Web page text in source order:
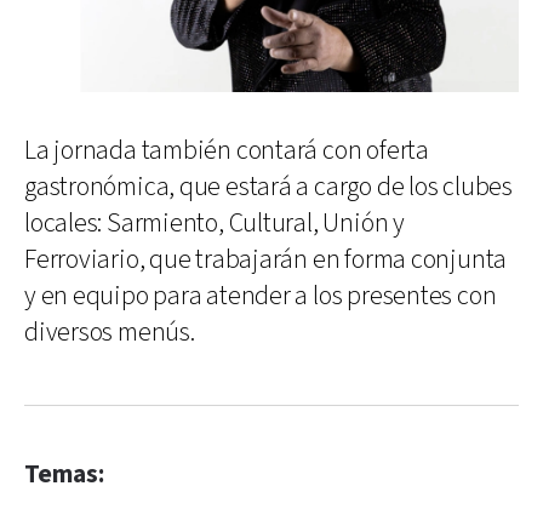
La jornada también contará con oferta
gastronómica, que estará a cargo de los clubes
locales: Sarmiento, Cultural, Unión y
Ferroviario, que trabajarán en forma conjunta
y en equipo para atender a los presentes con
diversos menús.
Temas: